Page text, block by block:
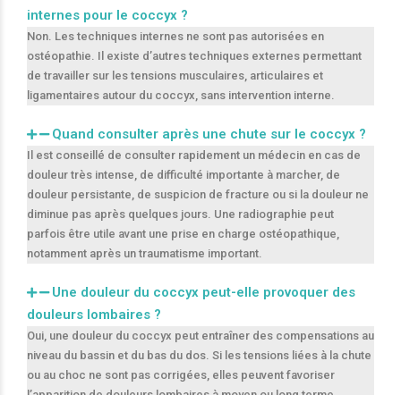
internes pour le coccyx ?
Non. Les techniques internes ne sont pas autorisées en
ostéopathie. Il existe d’autres techniques externes permettant
de travailler sur les tensions musculaires, articulaires et
ligamentaires autour du coccyx, sans intervention interne.
Quand consulter après une chute sur le coccyx ?
Il est conseillé de consulter rapidement un médecin en cas de
douleur très intense, de difficulté importante à marcher, de
douleur persistante, de suspicion de fracture ou si la douleur ne
diminue pas après quelques jours. Une radiographie peut
parfois être utile avant une prise en charge ostéopathique,
notamment après un traumatisme important.
Une douleur du coccyx peut-elle provoquer des
douleurs lombaires ?
Oui, une douleur du coccyx peut entraîner des compensations au
niveau du bassin et du bas du dos. Si les tensions liées à la chute
ou au choc ne sont pas corrigées, elles peuvent favoriser